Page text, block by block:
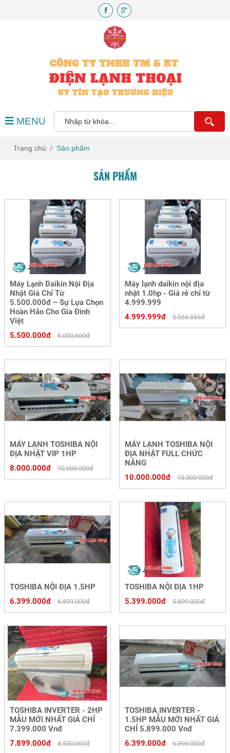
MENU
Trang chủ Sản phẩm
SẢN PHẨM
Máy Lạnh Daikin Nội Địa
Nhật Giá Chỉ Từ
5.500.000đ – Sự Lựa Chọn
Hoàn Hảo Cho Gia Đình
Việt
5.500.000đ
6.000.600đ
Máy lạnh daikin nội địa
nhật 1.0hp - Giá rẻ chỉ từ
4.999.999
4.999.999đ
5.555.555đ
MÁY LẠNH TOSHIBA NỘI
ĐỊA NHẬT VIP 1HP
8.000.000đ
10.000.000đ
MÁY LẠNH TOSHIBA NỘI
ĐỊA NHẬT FULL CHỨC
NĂNG
10.000.000đ
15.000.000đ
TOSHIBA NỘI ĐỊA 1.5HP
6.399.000đ
6.899.000đ
TOSHIBA NỘI ĐỊA 1HP
5.399.000đ
5.899.000đ
TOSHIBA INVERTER - 2HP
MẪU MỚI NHẤT GIÁ CHỈ
7.399.000 Vnđ
7.899.000đ
8.500.000đ
TOSHIBA INVERTER -
1.5HP MẪU MỚI NHẤT GIÁ
CHỈ 5.899.000 Vnđ
6.399.000đ
6.899.000đ